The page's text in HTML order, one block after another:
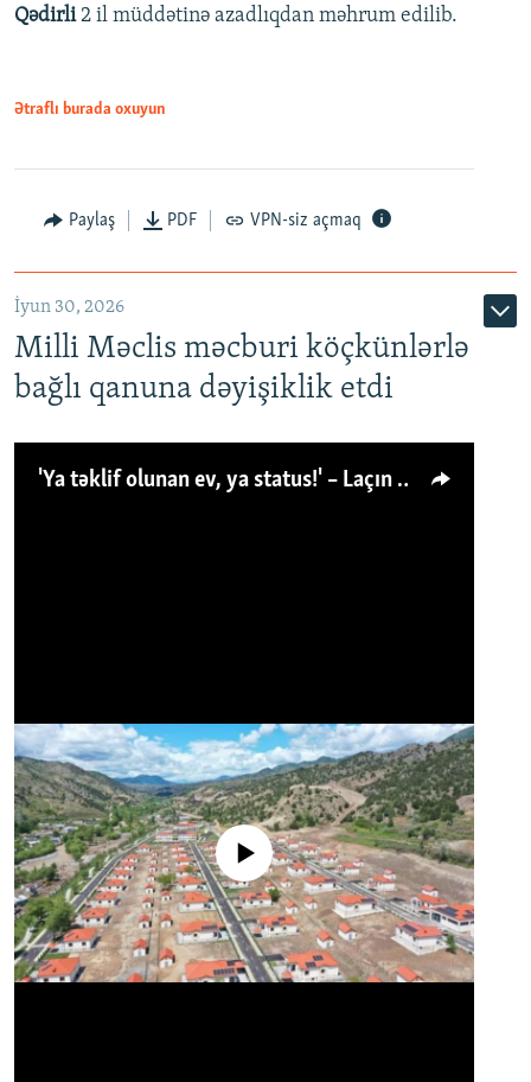
Qədirli2 il müddətinə azadlıqdan məhrum edilib.
Ətraflı burada oxuyun
Paylaş PDF VPN-siz açmaq
İyun 30, 2026
Milli Məclis məcburi köçkünlərlə
bağlı qanuna dəyişiklik etdi
'Ya təklif olunan ev, ya status!' – Laçın köçkünü: 'Laçından başqa heç hara!'
No media source currently available